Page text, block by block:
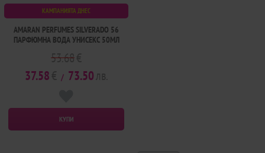
КАМПАНИЯТА ДНЕС
AMARAN PERFUMES SILVERADO 56
ПАРФЮМНА ВОДА УНИСЕКС 50МЛ
53.68
37.58
/ 73.50
КУПИ